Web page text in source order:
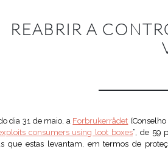
REABRIR A
dia 31 de maio, a Forbrukerrådet
consumers using loot boxes”, de 59
que estas levantam, em termos de